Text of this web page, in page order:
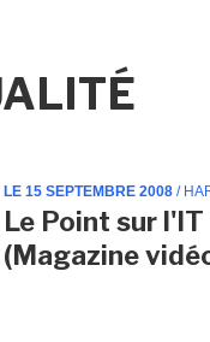
LE 15 SEPTEMBRE 2008 /
Le Point sur l'IT
(Magazine